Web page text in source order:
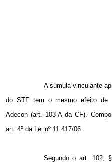
A súmula vinculante
do STF tem o mesmo efeito de
Adecon (art. 103-A da CF).
art. 4º da Lei nº 11.417/06.
Segundo o art. 102,